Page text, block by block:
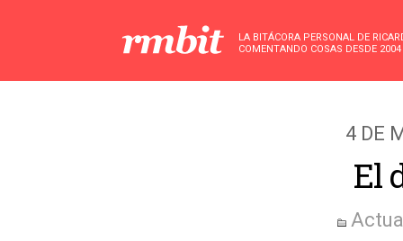
LA BITÁCORA PERSONAL DE
COMENTANDO COSAS DESDE 2004
4 DE
El